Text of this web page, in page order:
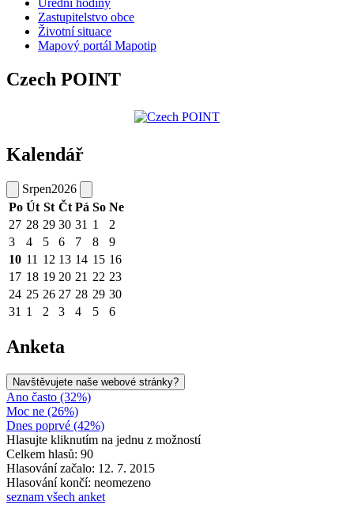
Zastupitelstvo obce
Životní situace
Mapový portál Mapotip
Czech POINT
Kalendář
Srpen2026
Po Út St Čt Pá So Ne
27 28 29 30 31 1
2
3
4 5 6 7 8
9
10 11 12 13 14 15 16
17 18 19 20 21 22 23
24 25 26 27 28 29 30
31 1 2 3 4 5 6
Anketa
Navštěvujete naše webové stránky?
Ano často (32%)
Moc ne (26%)
Dnes poprvé (42%)
Hlasujte kliknutím na jednu z možností
Celkem hlasů: 90
Hlasování začalo: 12. 7. 2015
Hlasování končí: neomezeno
seznam všech anket